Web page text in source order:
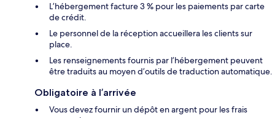
L’hébergement facture 3 % pour les paiements par carte
de crédit.
Le personnel de la réception accueillera les clients sur
place.
Les renseignements fournis par l’hébergement peuvent
être traduits au moyen d’outils de traduction automatique.
Obligatoire à l’arrivée
Vous devez fournir un dépôt en argent pour les frais